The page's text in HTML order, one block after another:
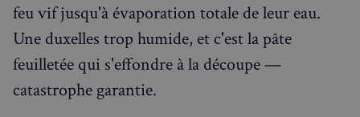
feu vif jusqu'à évaporation totale de leur eau.
Une duxelles trop humide, et c'est la pâte
feuilletée qui s'effondre à la découpe —
catastrophe garantie.